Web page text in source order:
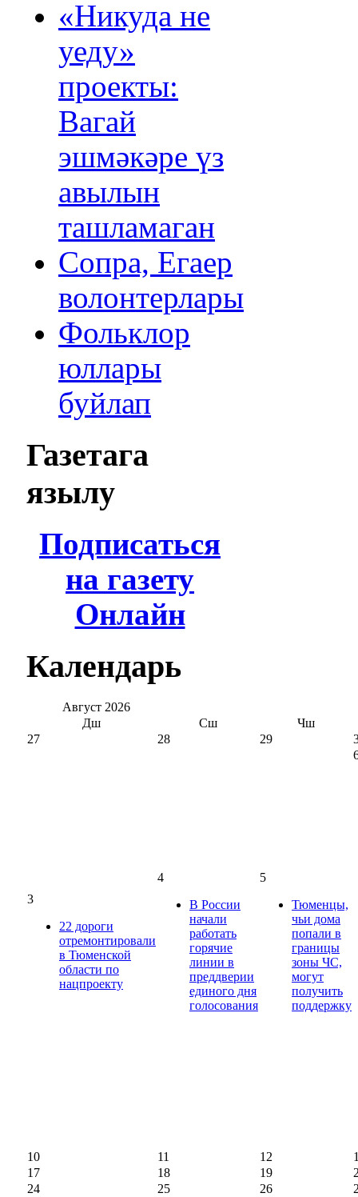
«Никуда не
уеду»
проекты:
Вагай
эшмәкәре үз
авылын
ташламаган
Сопра, Егаер
волонтерлары
Фольклор
юллары
буйлап
Газетага
язылу
Подписаться
на газету
Онлайн
Календарь
Август 2026
Дш
Сш
Чш
27
28 29
3
22 дороги
отремонтировали
в Тюменской
области по
нацпроекту
4
В России
начали
работать
горячие
линии в
преддверии
единого дня
голосования
5
Тюменцы,
чьи дома
попали в
границы
зоны ЧС,
могут
получить
поддержку
10 11 12
17
18 19
24
25 26